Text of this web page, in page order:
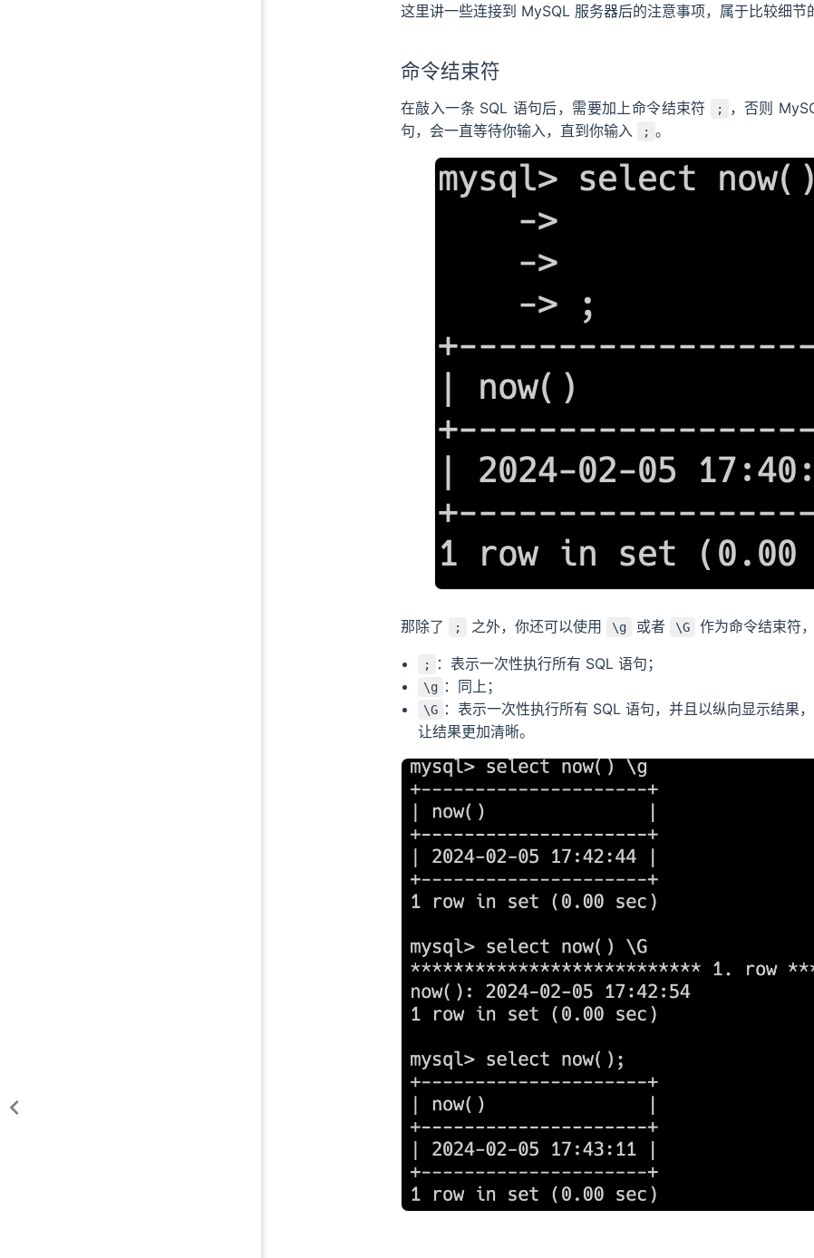
这里讲一些连接到 MySQL 服务器后的注意事项，属于比较细节
命令结束符
在敲入一条 SQL 语句后，需要加上命令结束符 ;
，否则
句，会一直等待你输入，直到你输入
; 。
那除了 ; 之外，你还可以使用 \g 或者 \G 作为命令结束符
; ：表示一次性执行所有 SQL 语句；
\g ：同上；
\G ：表示一次性执行所有 SQL 语句，并且以纵向显示结果
让结果更加清晰。